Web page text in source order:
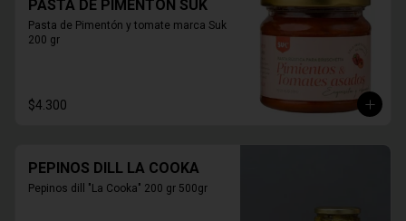
PASTA DE PIMENTON SUK
Pasta de Pimentón y tomate marca Suk
200 gr
$4.300
PEPINOS DILL LA COOKA
Pepinos dill "La Cooka" 200 gr 500gr